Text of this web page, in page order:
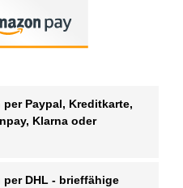
Paypal, Kreditkarte,
Klarna oder
DHL - brieffähige